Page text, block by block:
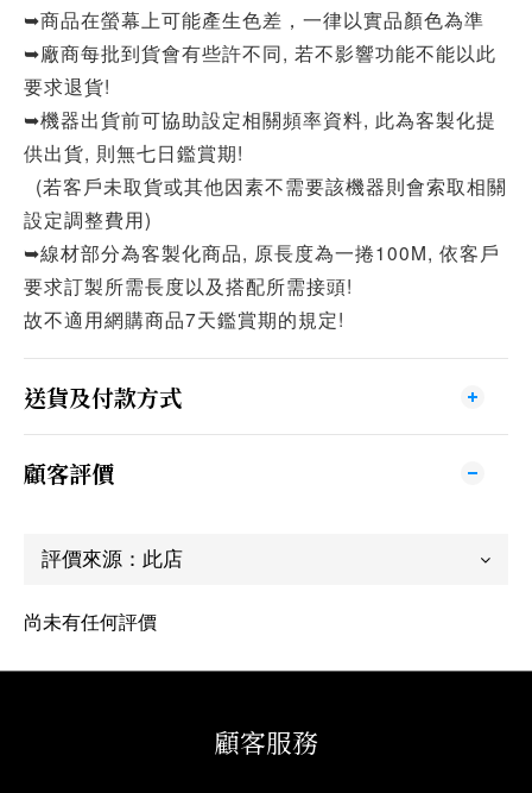
➥商品在螢幕上可能產生色差，一律以實品顏色為準
➥廠商每批到貨會有些許不同, 若不影響功能不能以此
要求退貨!
➥機器出貨前可協助設定相關頻率資料, 此為客製化提
供出貨, 則無七日鑑賞期!
(若客戶未取貨或其他因素不需要該機器則會索取相關
設定調整費用)
➥線材部分為客製化商品, 原長度為一捲100M, 依客戶
要求訂製所需長度以及搭配所需接頭!
故不適用網購商品7天鑑賞期的規定!
送貨及付款方式
顧客評價
尚未有任何評價
顧客服務